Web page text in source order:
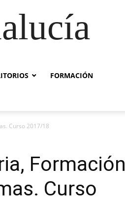
FORMACIÓN
Curso 2017/18
Formación
Curso